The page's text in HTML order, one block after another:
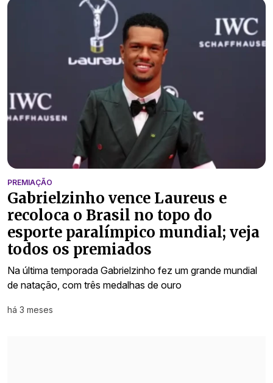
PREMIAÇÃO
Gabrielzinho vence Laureus e
recoloca o Brasil no topo do
esporte paralímpico mundial; veja
todos os premiados
Na última temporada Gabrielzinho fez um grande mundial
de natação, com três medalhas de ouro
há 3 meses